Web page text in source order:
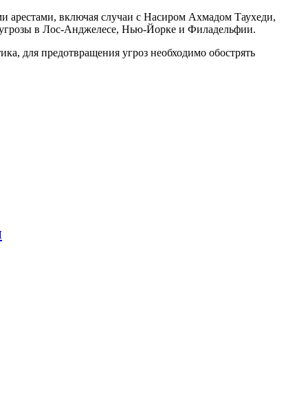
арестами, включая случаи с Насиром Ахмадом Таухеди,
в Лос-Анджелесе, Нью-Йорке и Филадельфии.
для предотвращения угроз необходимо обострять